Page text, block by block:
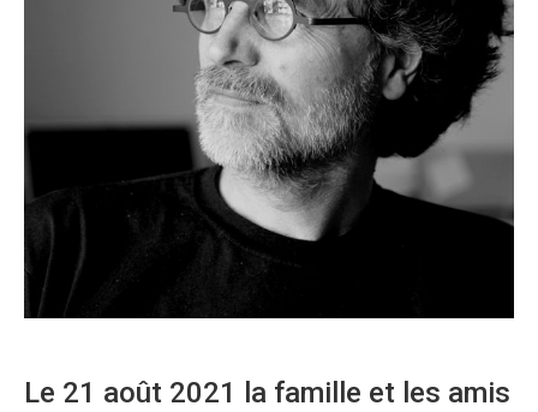
Le 21 août 2021 la famille et les amis